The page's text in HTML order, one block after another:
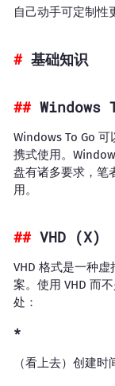
自己动手可定制性
基础知识
Windows
Windows To Go
携式使用。
盘有诸多要求，笔
用。
VHD (X)
VHD 格式是一种虚
案。使用 VHD 而
处：
（看上去）创建时